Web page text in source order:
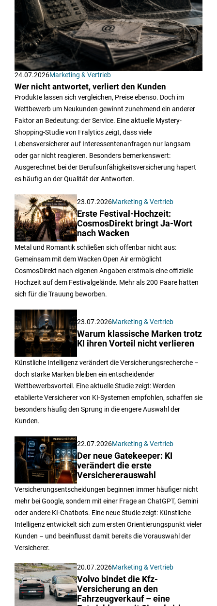
24.07.2026Marketing & Vertrieb
Wer nicht antwortet, verliert den Kunden
Produkte lassen sich vergleichen, Preise ebenso. Doch im
Wettbewerb um Neukunden gewinnt zunehmend ein anderer
Faktor an Bedeutung: der Service. Eine aktuelle Mystery-
Shopping-Studie von Fralytics zeigt, dass viele
Lebensversicherer auf Interessentenanfragen nur langsam
oder gar nicht reagieren. Besonders bemerkenswert:
Ausgerechnet bei der Berufsunfähigkeitsversicherung hapert
es häufig an der Qualität der Antworten.
23.07.2026Marketing & Vertrieb
Erste Festival-Hochzeit:
CosmosDirekt bringt Ja-Wort
nach Wacken
Metal und Romantik schließen sich offenbar nicht aus:
Gemeinsam mit dem Wacken Open Air ermöglicht
CosmosDirekt nach eigenen Angaben erstmals eine offizielle
Hochzeit auf dem Festivalgelände. Mehr als 200 Paare hatten
sich für die Trauung beworben.
23.07.2026Marketing & Vertrieb
Warum klassische Marken trotz
KI ihren Vorteil nicht verlieren
Künstliche Intelligenz verändert die Versicherungsrecherche –
doch starke Marken bleiben ein entscheidender
Wettbewerbsvorteil. Eine aktuelle Studie zeigt: Werden
etablierte Versicherer von KI-Systemen empfohlen, schaffen sie
besonders häufig den Sprung in die engere Auswahl der
Kunden.
22.07.2026Marketing & Vertrieb
Der neue Gatekeeper: KI
verändert die erste
Versichererauswahl
Versicherungsentscheidungen beginnen immer häufiger nicht
mehr bei Google, sondern mit einer Frage an ChatGPT, Gemini
oder andere KI-Chatbots. Eine neue Studie zeigt: Künstliche
Intelligenz entwickelt sich zum ersten Orientierungspunkt vieler
Kunden – und beeinflusst damit bereits die Vorauswahl der
Versicherer.
20.07.2026Marketing & Vertrieb
Volvo bindet die Kfz-
Versicherung an den
Fahrzeugverkauf – eine